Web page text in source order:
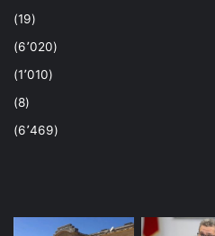
(19)
(6٬020)
(1٬010)
(8)
(6٬469)